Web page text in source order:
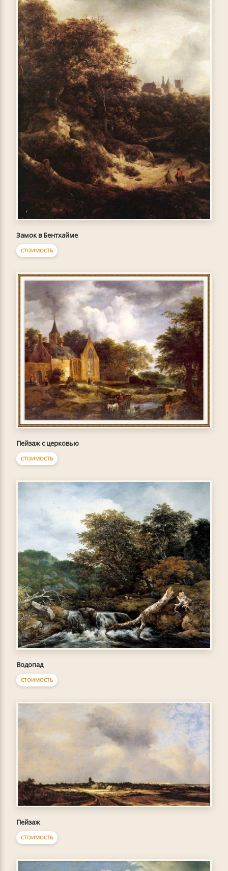
Замок в Бентхайме
СТОИМОСТЬ
Пейзаж с церковью
СТОИМОСТЬ
Водопад
СТОИМОСТЬ
Пейзаж
СТОИМОСТЬ